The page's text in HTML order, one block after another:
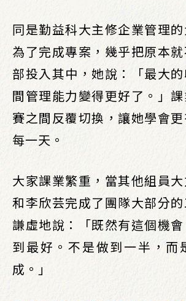
同是勤益科大主修企業管理
為了完成專案，幾乎把原本
部投入其中，她說：「最大
間管理能力變得更好了。」
賽之間反覆切換，讓她學會
每一天。
大家課業繁重，當其他組員
和李欣芸完成了團隊大部分
謙虛地說：「既然有這個機
到最好。不是做到一半，而
成。」